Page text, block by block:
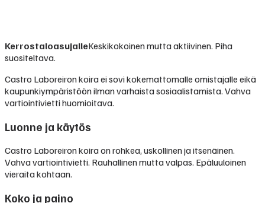
KerrostaloasujalleKeskikokoinen mutta aktiivinen. Piha
suositeltava.
Castro Laboreiron koira ei sovi kokemattomalle omistajalle eikä
kaupunkiympäristöön ilman varhaista sosiaalistamista. Vahva
vartiointivietti huomioitava.
Luonne ja käytös
Castro Laboreiron koira on rohkea, uskollinen ja itsenäinen.
Vahva vartiointivietti. Rauhallinen mutta valpas. Epäluuloinen
vieraita kohtaan.
Koko ja paino